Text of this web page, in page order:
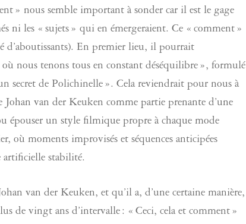
» nous semble important à sonder car il est le gage
ni les « sujets » qui en émergeraient. Ce « comment »
En premier lieu, il pourrait
nous tenons tous en constant déséquilibre », formulé
secret de Polichinelle ». Cela reviendrait pour nous à
Johan van der Keuken comme partie prenante d’une
épouser un style filmique propre à chaque mode
où moments improvisés et séquences anticipées
artificielle stabilité.
van der Keuken, et qu’il a, d’une certaine manière,
de vingt ans d’intervalle : « Ceci, cela et comment »